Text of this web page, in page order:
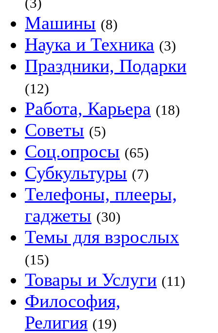
Машины (8)
Наука и Техника (3)
Праздники, Подарки
(12)
Работа, Карьера (18)
Советы (5)
Соц.опросы (65)
Субкультуры (7)
Телефоны, плееры,
гаджеты (30)
Темы для взрослых
(15)
Товары и Услуги (11)
Философия,
Религия (19)